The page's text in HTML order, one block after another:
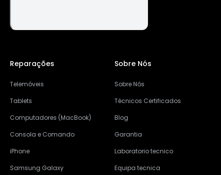
Reparações
Telemóveis
Tablets
Computadores (MacBook)
Consola e Comando
iPhone
Samsung Galaxy
Sobre Nós
Sobre Nós
Técnicos Certificados
Blog
Garantia
Laboratorio tecnico
Equipa tecnica